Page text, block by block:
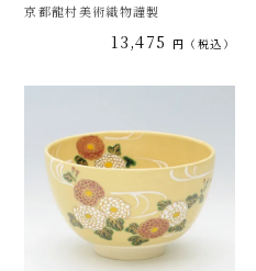
京都龍村美術織物謹製
13,475 税込